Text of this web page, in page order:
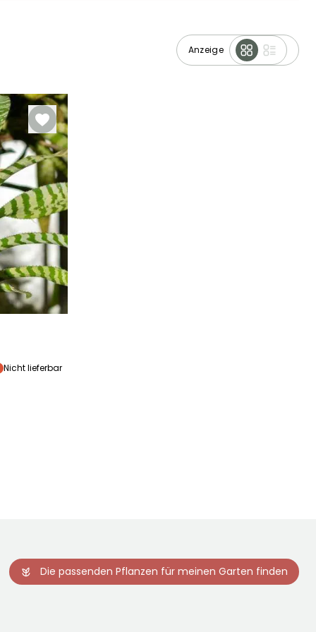
Anzeige
Besonderheiten
Port
Nicht lieferbar
Die passenden Pflanzen für meinen Garten finden